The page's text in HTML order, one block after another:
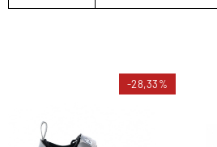
-28,33%